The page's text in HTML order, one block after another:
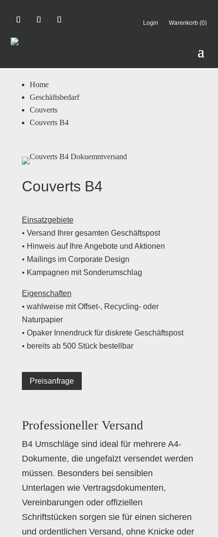
Login Warenkorb (0)
Home
Geschäftsbedarf
Couverts
Couverts B4
Couverts B4
Einsatzgebiete
• Versand Ihrer gesamten Geschäftspost
• Hinweis auf Ihre Angebote und Aktionen
• Mailings im Corporate Design
• Kampagnen mit Sonderumschlag
Eigenschaften
• wahlweise mit Offset-, Recycling- oder
Naturpapier
• Opaker Innendruck für diskrete Geschäftspost
• bereits ab 500 Stück bestellbar
Preisanfrage
Professioneller Versand
B4 Umschläge sind ideal für mehrere A4-
Dokumente, die ungefalzt versendet werden
müssen. Besonders bei sensiblen
Unterlagen wie Vertragsdokumenten,
Vereinbarungen oder offiziellen
Schriftstücken sorgen sie für einen sicheren
und ordentlichen Versand, ohne Knicke oder